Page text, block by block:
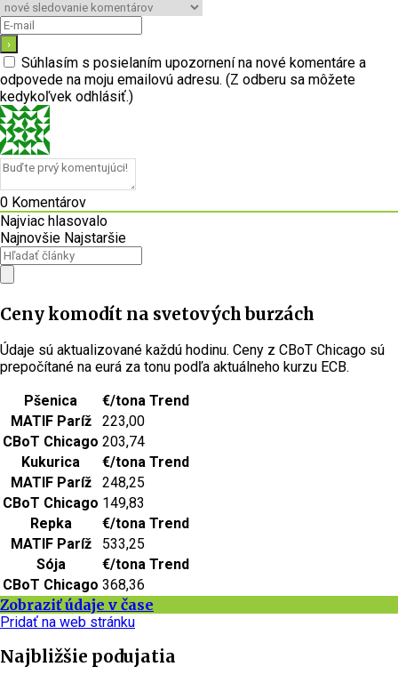
Súhlasím s posielaním upozornení na nové komentáre a
odpovede na moju emailovú adresu. (Z odberu sa môžete
kedykoľvek odhlásiť.)
0 Komentárov
Najviac hlasovalo
Najnovšie Najstaršie
Ceny komodít na svetových burzách
Údaje sú aktualizované každú hodinu. Ceny z CBoT Chicago sú
prepočítané na eurá za tonu podľa aktuálneho kurzu ECB.
Pšenica
€/tona Trend
MATIF Paríž
223,00
CBoT Chicago 203,74
Kukurica
€/tona Trend
MATIF Paríž
248,25
CBoT Chicago 149,83
Repka
€/tona Trend
MATIF Paríž
533,25
Sója
€/tona Trend
CBoT Chicago 368,36
Zobraziť údaje v čase
Pridať na web stránku
Najbližšie podujatia